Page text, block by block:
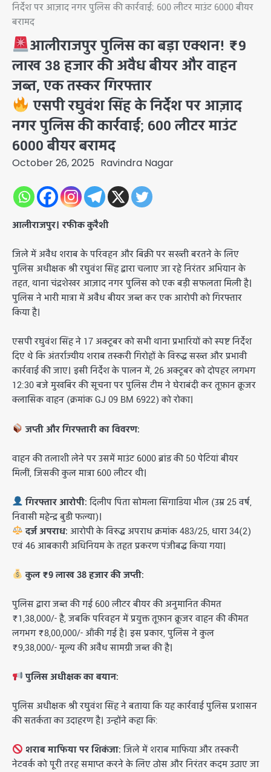
निर्देश पर आज़ाद नगर पुलिस की कार्रवाई; 600 लीटर माउंट 6000 बीयर
बरामद
आलीराजपुर पुलिस का बड़ा एक्शन! ₹9
लाख 38 हजार की अवैध बीयर और वाहन
जब्त, एक तस्कर गिरफ्तार
एसपी रघुवंश सिंह के निर्देश पर आज़ाद
नगर पुलिस की कार्रवाई; 600 लीटर माउंट
6000 बीयर बरामद
October 26, 2025 Ravindra Nagar
आलीराजपुर। रफीक कुरैशी
जिले में अवैध शराब के परिवहन और बिक्री पर सख्ती बरतने के लिए
पुलिस अधीक्षक श्री रघुवंश सिंह द्वारा चलाए जा रहे निरंतर अभियान के
तहत, थाना चंद्रशेखर आज़ाद नगर पुलिस को एक बड़ी सफलता मिली है।
पुलिस ने भारी मात्रा में अवैध बीयर जब्त कर एक आरोपी को गिरफ्तार
किया है।
एसपी रघुवंश सिंह ने 17 अक्टूबर को सभी थाना प्रभारियों को स्पष्ट निर्देश
दिए थे कि अंतर्राज्यीय शराब तस्करी गिरोहों के विरुद्ध सख्त और प्रभावी
कार्रवाई की जाए। इसी निर्देश के पालन में, 26 अक्टूबर को दोपहर लगभग
12:30 बजे मुखबिर की सूचना पर पुलिस टीम ने घेराबंदी कर तूफ़ान क्रूजर
क्लासिक वाहन (क्रमांक GJ 09 BM 6922) को रोका।
जप्ती और गिरफ्तारी का विवरण:
वाहन की तलाशी लेने पर उसमें माउंट 6000 ब्रांड की 50 पेटियां बीयर
मिलीं, जिसकी कुल मात्रा 600 लीटर थी।
गिरफ्तार आरोपी:दिलीप पिता सोमला सिंगाडिया भील (उम्र 25 वर्ष,
निवासी महेन्द्र बुडी फल्या)।
दर्ज अपराध: आरोपी के विरुद्ध अपराध क्रमांक 483/25, धारा 34(2)
एवं 46 आबकारी अधिनियम के तहत प्रकरण पंजीबद्ध किया गया।
कुल ₹9 लाख 38 हजार की जप्ती:
पुलिस द्वारा जब्त की गई 600 लीटर बीयर की अनुमानित कीमत
₹1,38,000/- है, जबकि परिवहन में प्रयुक्त तूफ़ान क्रूजर वाहन की कीमत
लगभग ₹8,00,000/- आँकी गई है। इस प्रकार, पुलिस ने कुल
₹9,38,000/- मूल्य की अवैध सामग्री जब्त की है।
पुलिस अधीक्षक का बयान:
पुलिस अधीक्षक श्री रघुवंश सिंह ने बताया कि यह कार्रवाई पुलिस प्रशासन
की सतर्कता का उदाहरण है। उन्होंने कहा कि:
शराब माफिया पर शिकंजा:जिले में शराब माफिया और तस्करी
नेटवर्क को पूरी तरह समाप्त करने के लिए ठोस और निरंतर कदम उठाए जा